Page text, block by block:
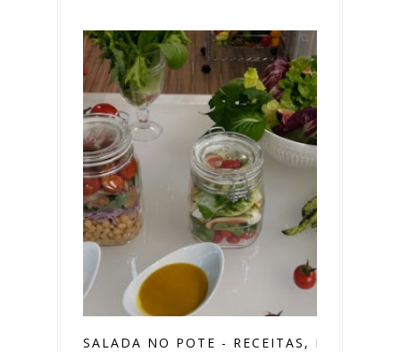
SALADA NO POTE - RECEITAS, PASSO